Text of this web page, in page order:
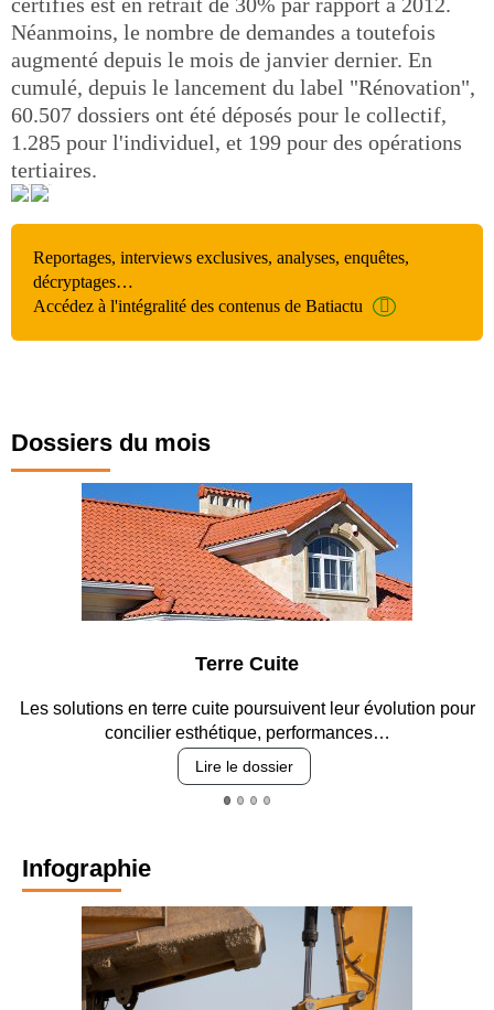
Néanmoins, le nombre de demandes a toutefois
augmenté depuis le mois de janvier dernier. En
cumulé, depuis le lancement du label "Rénovation",
60.507 dossiers ont été déposés pour le collectif,
1.285 pour l'individuel, et 199 pour des opérations
tertiaires.
Reportages, interviews exclusives, analyses, enquêtes,
décryptages…
Accédez à l'intégralité des contenus de Batiactu
Dossiers du mois
Entre circulation, sécurisation des accès, durabilité des
revêtements et intégration…
Lire le dossier
Infographie